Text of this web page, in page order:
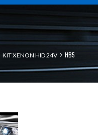
KIT XENON HID 24V HB5